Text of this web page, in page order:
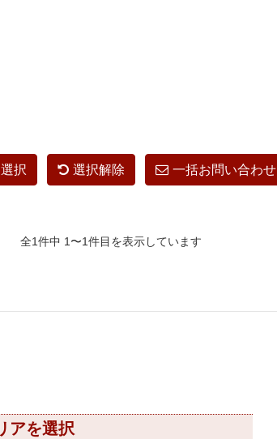
択 選択解除 一括お問い合わせ
全1件中 1〜1件目を表示しています
アを選択